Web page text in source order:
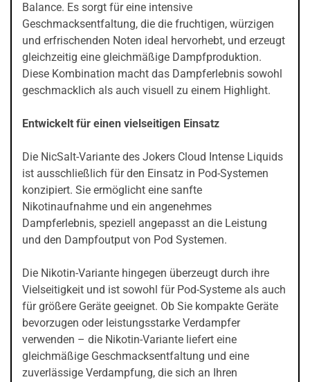
Balance. Es sorgt für eine intensive
Geschmacksentfaltung, die die fruchtigen, würzigen
und erfrischenden Noten ideal hervorhebt, und erzeugt
gleichzeitig eine gleichmäßige Dampfproduktion.
Diese Kombination macht das Dampferlebnis sowohl
geschmacklich als auch visuell zu einem Highlight.
Entwickelt für einen vielseitigen Einsatz
Die NicSalt-Variante des Jokers Cloud Intense Liquids
ist ausschließlich für den Einsatz in Pod-Systemen
konzipiert. Sie ermöglicht eine sanfte
Nikotinaufnahme und ein angenehmes
Dampferlebnis, speziell angepasst an die Leistung
und den Dampfoutput von Pod Systemen.
Die Nikotin-Variante hingegen überzeugt durch ihre
Vielseitigkeit und ist sowohl für Pod-Systeme als auch
für größere Geräte geeignet. Ob Sie kompakte Geräte
bevorzugen oder leistungsstarke Verdampfer
verwenden – die Nikotin-Variante liefert eine
gleichmäßige Geschmacksentfaltung und eine
zuverlässige Verdampfung, die sich an Ihren